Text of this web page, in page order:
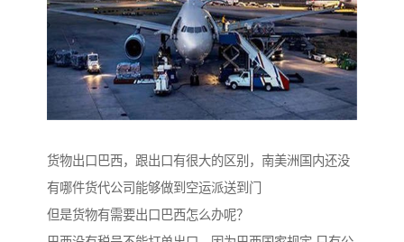
货物出口巴西，跟出口有很大的区别，南美洲国内还没
有哪件货代公司能够做到空运派送到门
但是货物有需要出口巴西怎么办呢？